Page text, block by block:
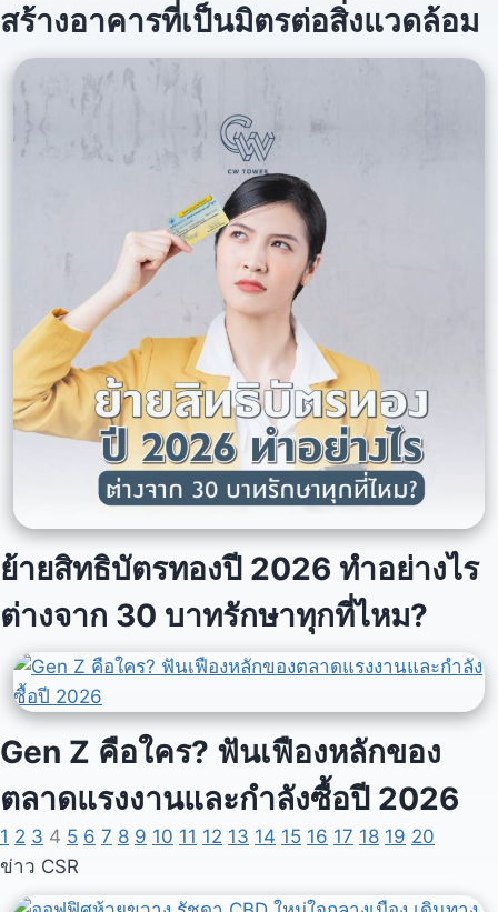
สร้างอาคารที่เป็นมิตรต่อสิ่งแวดล้อม
ย้ายสิทธิบัตรทองปี 2026 ทำอย่างไร
ต่างจาก 30 บาทรักษาทุกที่ไหม?
Gen Z คือใคร? ฟันเฟืองหลักของ
ตลาดแรงงานและกำลังซื้อปี 2026
1 2 3 4 5 6 7 8 9 10 11 12 13 14 15 16 17 18 19 20
ข่าว CSR